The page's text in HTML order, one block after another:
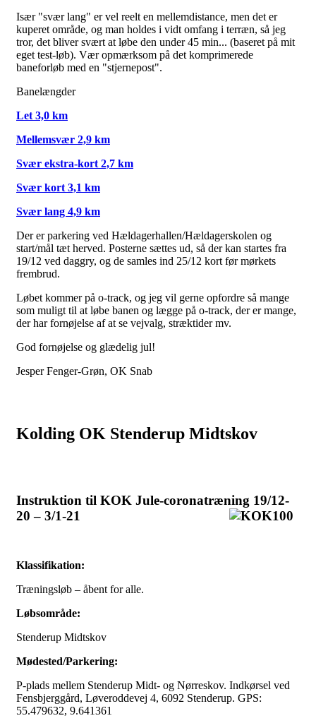
Især "svær lang" er vel reelt en mellemdistance, men det er
kuperet område, og man holdes i vidt omfang i terræn, så jeg
tror, det bliver svært at løbe den under 45 min... (baseret på mit
eget test-løb). Vær opmærksom på det komprimerede
baneforløb med en "stjernepost".
Banelængder
Let 3,0 km
Mellemsvær 2,9 km
Svær ekstra-kort 2,7 km
Svær kort 3,1 km
Svær lang 4,9 km
Der er parkering ved Hældagerhallen/Hældagerskolen og
start/mål tæt herved. Posterne sættes ud, så der kan startes fra
19/12 ved daggry, og de samles ind 25/12 kort før mørkets
frembrud.
Løbet kommer på o-track, og jeg vil gerne opfordre så mange
som muligt til at løbe banen og lægge på o-track, der er mange,
der har fornøjelse af at se vejvalg, stræktider mv.
God fornøjelse og glædelig jul!
Jesper Fenger-Grøn, OK Snab
Kolding OK Stenderup Midtskov
Instruktion til KOK Jule-coronatræning 19/12-
20 – 3/1-21
Klassifikation:
Træningsløb – åbent for alle.
Løbsområde:
Stenderup Midtskov
Mødested/Parkering:
P-plads mellem Stenderup Midt- og Nørreskov. Indkørsel ved
Fensbjerggård, Løveroddevej 4, 6092 Stenderup. GPS:
55.479632, 9.641361